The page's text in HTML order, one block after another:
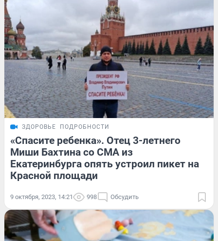
ЗДОРОВЬЕ ПОДРОБНОСТИ
«Спасите ребенка». Отец 3-летнего
Миши Бахтина со СМА из
Екатеринбурга опять устроил пикет на
Красной площади
9 октября, 2023, 14:21 998 Обсудить